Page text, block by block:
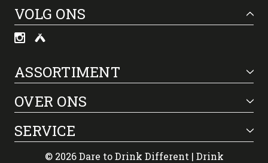
VOLG ONS
ASSORTIMENT
OVER ONS
SERVICE
© 2026 Dare to Drink Different | Drink